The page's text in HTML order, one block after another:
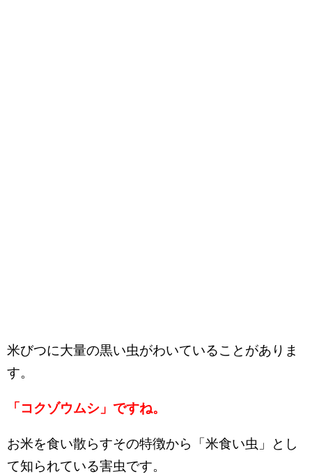
米びつに大量の黒い虫がわいていることがありま
す。
「コクゾウムシ」ですね。
お米を食い散らすその特徴から「米食い虫」とし
て知られている害虫です。